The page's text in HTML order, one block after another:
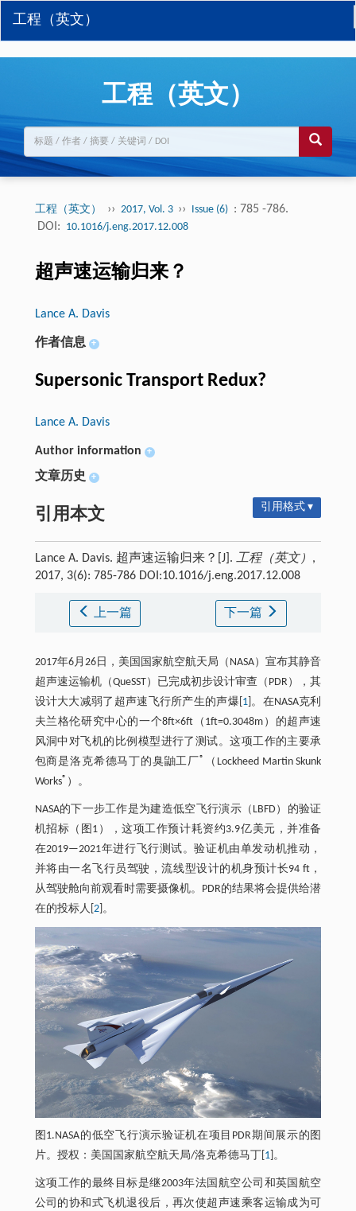
工程（英文）
工程（英文）
工程（英文） ›› 2017, Vol. 3 ›› Issue (6) : 785 -786.
DOI: 10.1016/j.eng.2017.12.008
超声速运输归来？
Lance A. Davis
作者信息 +
Supersonic Transport Redux?
Lance A. Davis
Author information +
文章历史 +
引用本文 引用格式 ▾
Lance A. Davis. 超声速运输归来？[J]. 工程（英文） ,
2017, 3(6): 785-786 DOI:10.1016/j.eng.2017.12.008
上一篇 下一篇
2017年6月26日，美国国家航空航天局（NASA）宣布其静音
超声速运输机（QueSST）已完成初步设计审查（PDR），其
设计大大减弱了超声速飞行所产生的声爆[ 1]。在NASA克利
夫兰格伦研究中心的一个8ft×6ft（1ft=0.3048m）的超声速
风洞中对飞机的比例模型进行了测试。这项工作的主要承
包商是洛克希德马丁的臭鼬工厂
®
（Lockheed Martin Skunk
Works® ）。
NASA的下一步工作是为建造低空飞行演示（LBFD）的验证
机招标（图1），这项工作预计耗资约3.9亿美元，并准备
在2019—2021年进行飞行测试。验证机由单发动机推动，
并将由一名飞行员驾驶，流线型设计的机身预计长94 ft，
从驾驶舱向前观看时需要摄像机。PDR的结果将会提供给潜
在的投标人[ 2]。
图1.NASA的低空飞行演示验证机在项目PDR期间展示的图
片。授权：美国国家航空航天局/洛克希德马丁[ 1]。
这项工作的最终目标是继2003年法国航空公司和英国航空
公司的协和式飞机退役后，再次使超声速乘客运输成为可